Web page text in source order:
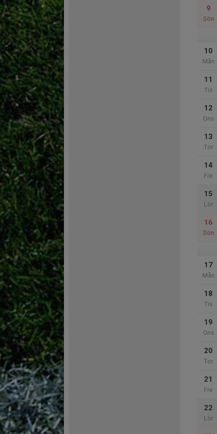
9
Sön
10
Mån
11
Tis
12
Ons
13
Tor
14
Fre
15
Lör
16
Sön
17
Mån
18
Tis
19
Ons
20
Tor
21
Fre
22
Lör